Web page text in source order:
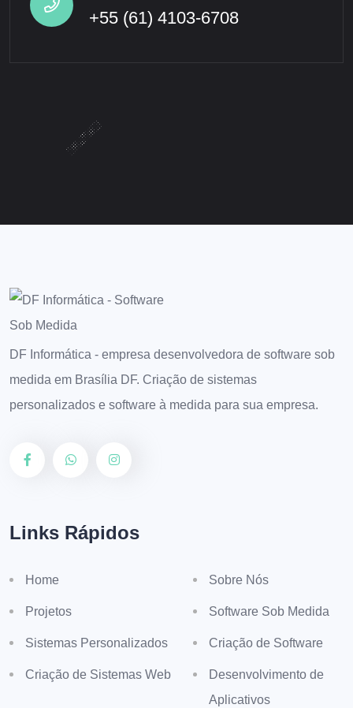
+55 (61) 4103-6708
DF Informática - empresa desenvolvedora de software sob
medida em Brasília DF. Criação de sistemas
personalizados e software à medida para sua empresa.
Links Rápidos
Home Sobre Nós
Projetos Software Sob Medida
Sistemas Personalizados Criação de Software
Criação de Sistemas Web
Desenvolvimento de
Aplicativos